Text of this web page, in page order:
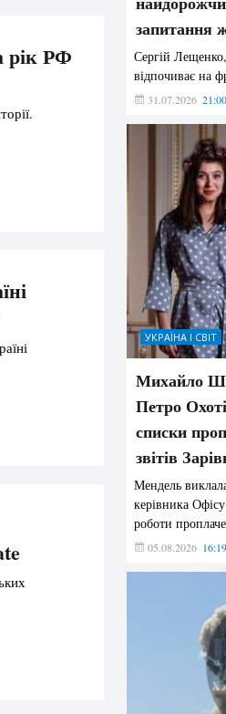
рік РФ
запитання
Сергій
відпочиває на
31.07.2026 21:00
УКРАЇНА І СВІТ
Михайло
Петро
списки
звітів
Мендель
керівника
роботи
05.08.2026 16:19